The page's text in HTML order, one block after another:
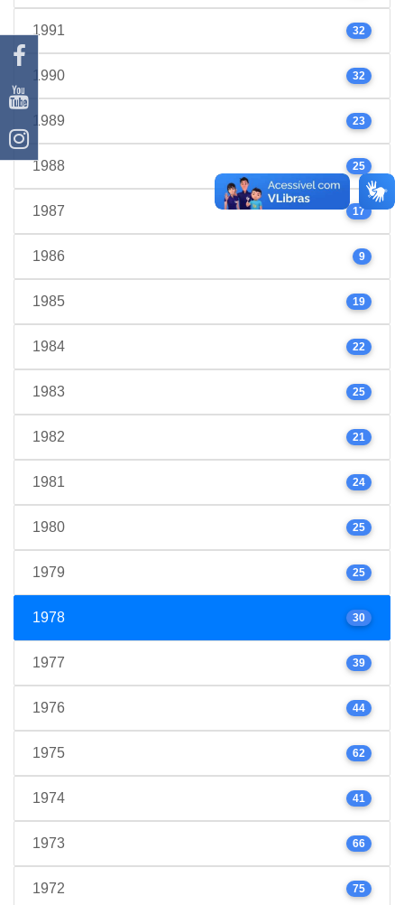
1991 32
1990 32
1989 23
1988 25
1987 17
1986 9
1985 19
1984 22
1983 25
1982 21
1981 24
1980 25
1979 25
1978 30
1977 39
1976 44
1975 62
1974 41
1973 66
1972 75